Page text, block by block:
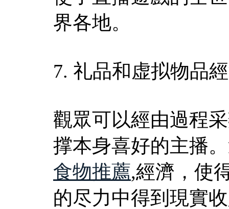
界各地。
7. 礼品和虚拟物品
觀眾可以經由過程
撑本身喜好的主播
食物推薦,經濟，使
的尽力中得到現實